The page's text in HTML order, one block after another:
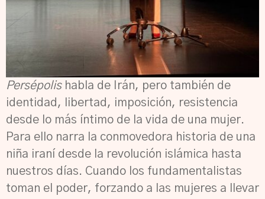
Persépolis habla de Irán, pero también de
identidad, libertad, imposición, resistencia
desde lo más íntimo de la vida de una mujer.
Para ello narra la conmovedora historia de una
niña iraní desde la revolución islámica hasta
nuestros días. Cuando los fundamentalistas
toman el poder, forzando a las mujeres a llevar